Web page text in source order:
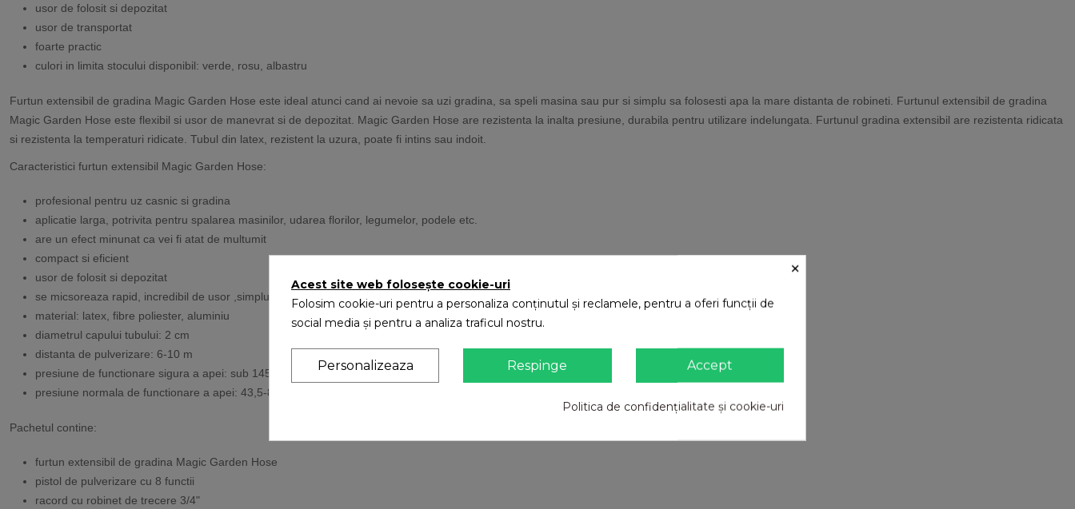
usor de folosit si depozitat
usor de transportat
foarte practic
culori in limita stocului disponibil: verde, rosu, albastru
Furtun extensibil de gradina Magic Garden Hose este ideal atunci cand ai nevoie sa uzi gradina, sa speli masina sau pur si simplu sa folosesti apa la mare distanta de robineti. Furtunul extensibil de gradina
Magic Garden Hose este flexibil si usor de manevrat si de depozitat. Magic Garden Hose are rezistenta la inalta presiune, durabila pentru utilizare indelungata. Furtunul gradina extensibil are rezistenta ridicata
si rezistenta la temperaturi ridicate. Tubul din latex, rezistent la uzura, poate fi intins sau indoit.
Caracteristici furtun extensibil Magic Garden Hose:
profesional pentru uz casnic si gradina
aplicatie larga, potrivita pentru spalarea masinilor, udarea florilor, legumelor, podele etc.
are un efect minunat ca vei fi atat de multumit
compact si eficient
usor de folosit si depozitat
se micsoreaza rapid, incredibil de usor ,simplu de folosit rapid
material: latex, fibre poliester, aluminiu
diametrul capului tubului: 2 cm
distanta de pulverizare: 6-10 m
presiune de functionare sigura a apei: sub 145PSI / 10Bar
presiune normala de functionare a apei: 43,5-87PSI / 3-6Bar
Pachetul contine:
furtun extensibil de gradina Magic Garden Hose
pistol de pulverizare cu 8 functii
racord cu robinet de trecere 3/4"
×
Acest site web folosește cookie-uri
Folosim cookie-uri pentru a personaliza conținutul și reclamele, pentru a oferi funcții de
social media și pentru a analiza traficul nostru.
Personalizeaza Respinge Accept
Politica de confidențialitate și cookie-uri